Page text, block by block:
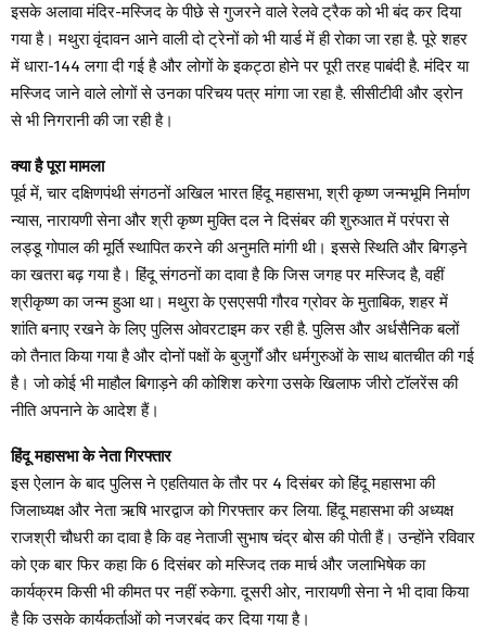
इसके अलावा मंदिर-मस्जिद के पीछे से गुजरने वाले रेलवे ट्रैक को भी बंद कर दिया
गया है। मथुरा वृंदावन आने वाली दो ट्रेनों को भी यार्ड में ही रोका जा रहा है. पूरे शहर
में धारा-144 लगा दी गई है और लोगों के इकट्ठा होने पर पूरी तरह पाबंदी है. मंदिर या
मस्जिद जाने वाले लोगों से उनका परिचय पत्र मांगा जा रहा है. सीसीटीवी और ड्रोन
से भी निगरानी की जा रही है।
क्या है पूरा मामला
पूर्व में, चार दक्षिणपंथी संगठनों अखिल भारत हिंदू महासभा, श्री कृष्ण जन्मभूमि निर्माण
न्यास, नारायणी सेना और श्री कृष्ण मुक्ति दल ने दिसंबर की शुरुआत में परंपरा से
लड्डू गोपाल की मूर्ति स्थापित करने की अनुमति मांगी थी। इससे स्थिति और बिगड़ने
का खतरा बढ़ गया है। हिंदू संगठनों का दावा है कि जिस जगह पर मस्जिद है, वहीं
श्रीकृष्ण का जन्म हुआ था। मथुरा के एसएसपी गौरव ग्रोवर के मुताबिक, शहर में
शांति बनाए रखने के लिए पुलिस ओवरटाइम कर रही है. पुलिस और अर्धसैनिक बलों
को तैनात किया गया है और दोनों पक्षों के बुजुर्गों और धर्मगुरुओं के साथ बातचीत की गई
है। जो कोई भी माहौल बिगाड़ने की कोशिश करेगा उसके खिलाफ जीरो टॉलरेंस की
नीति अपनाने के आदेश हैं।
हिंदू महासभा के नेता गिरफ्तार
इस ऐलान के बाद पुलिस ने एहतियात के तौर पर 4 दिसंबर को हिंदू महासभा की
जिलाध्यक्ष और नेता ऋषि भारद्वाज को गिरफ्तार कर लिया. हिंदू महासभा की अध्यक्ष
राजश्री चौधरी का दावा है कि वह नेताजी सुभाष चंद्र बोस की पोती हैं। उन्होंने रविवार
को एक बार फिर कहा कि 6 दिसंबर को मस्जिद तक मार्च और जलाभिषेक का
कार्यक्रम किसी भी कीमत पर नहीं रुकेगा. दूसरी ओर, नारायणी सेना ने भी दावा किया
है कि उसके कार्यकर्ताओं को नजरबंद कर दिया गया है।